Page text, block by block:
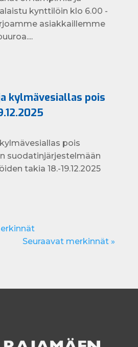
kynttilöin klo 6.00 -
asiakkaillemme
kylmävesiallas pois
pois
suodatinjärjestelmään
takia 18.-19.12.2025
Seuraavat merkinnät »